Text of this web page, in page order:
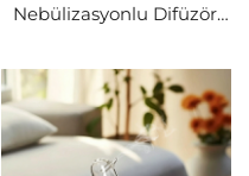
Nebülizasyonlu Difüzör,
Sıcak LED Ortam
Lambası, Koyu Renkli Katı
Ahşap Aroma Difüzörü